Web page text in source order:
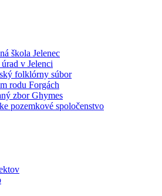
škola Jelenec
v Jelenci
folklórny súbor
rodu Forgách
zbor Ghymes
pozemkové spoločenstvo